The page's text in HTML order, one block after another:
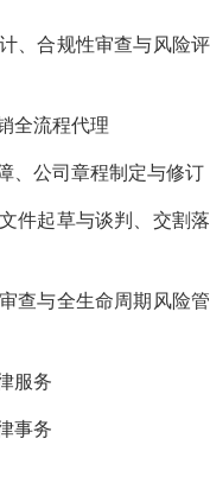
、合规性审查与风险评
全流程代理
、公司章程制定与修订
件起草与谈判、交割落
查与全生命周期风险管
服务
事务